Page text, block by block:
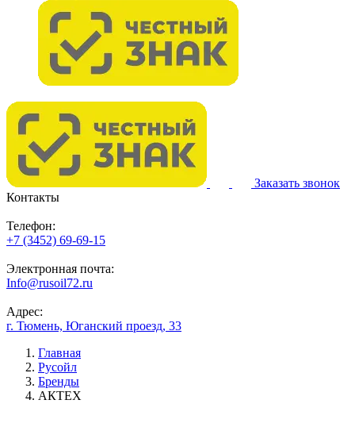
Заказать звонок
Контакты
Телефон:
+7 (3452) 69-69-15
Электронная почта:
Info@rusoil72.ru
Адрес:
г. Тюмень, Юганский проезд, 33
Главная
Русойл
Бренды
АКТЕХ